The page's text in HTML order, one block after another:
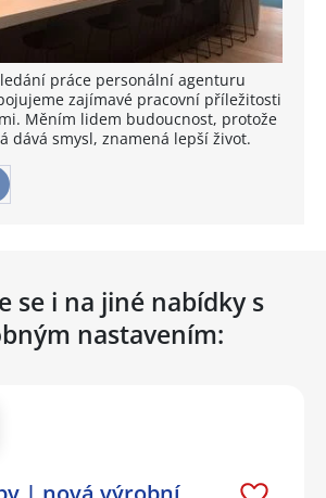
práce personální agenturu
zajímavé pracovní příležitosti
Měním lidem budoucnost, protože
dává smysl, znamená lepší život.
se i na jiné nabídky s
nastavením: